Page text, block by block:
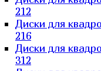
212
Диски для
216
Диски для
312